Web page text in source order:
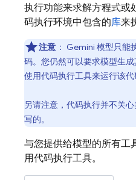
执行功能来求解方程式或
码执行环境中包含的库来
注意 ： Gemini 模型只能
码。您仍然可以要求模型生
使用代码执行工具来运行该代
另请注意，代码执行并不关
写的。
与您提供给模型的所有工
用代码执行工具。